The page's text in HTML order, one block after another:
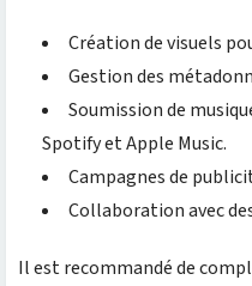
Création de visuels
Gestion des
Soumission de
Spotify et Apple Music.
Campagnes de
Collaboration avec
Il est recommandé de